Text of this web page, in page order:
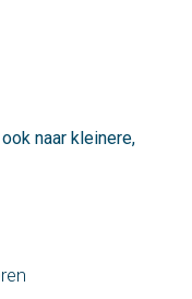
naar kleinere,